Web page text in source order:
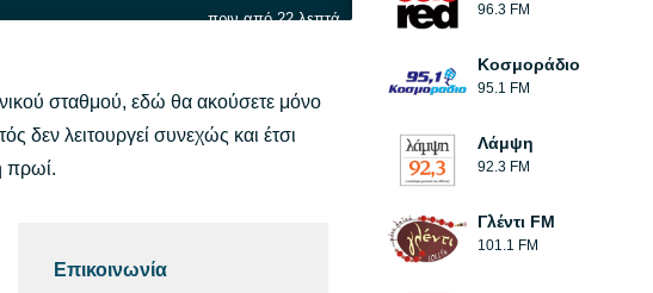
πριν από 22 λεπτά
καρδιά μου [XuB]
σταθμού, εδώ θα ακούσετε μόνο
δεν λειτουργεί συνεχώς και έτσι
πρωί.
Επικοινωνία
96.3 FM
Κοσμοράδιο
95.1 FM
Λάμψη
92.3 FM
Γλέντι FM
101.1 FM